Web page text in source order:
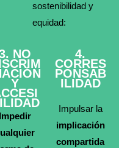
sostenibilidad y
equidad:
NO
Y
Impedir
4.
CORRES
PONSAB
ILIDAD
Impulsar la
implicación
compartida